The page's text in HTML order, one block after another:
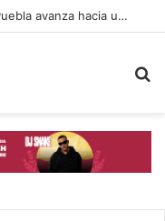
Sin deuda y con inversión social, Puebla avanza hacia un desarrollo con inclusión: Gobierno Estatal